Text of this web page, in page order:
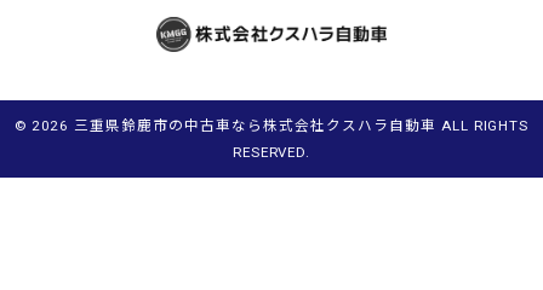
© 2026 三重県鈴鹿市の中古車なら株式会社クスハラ自動車 ALL RIGHTS
RESERVED.